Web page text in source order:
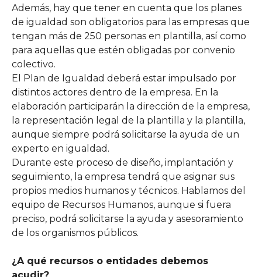
Además, hay que tener en cuenta que los planes
de igualdad son obligatorios para las empresas que
tengan más de 250 personas en plantilla, así como
para aquellas que estén obligadas por convenio
colectivo.
El Plan de Igualdad deberá estar impulsado por
distintos actores dentro de la empresa. En la
elaboración participarán la dirección de la empresa,
la representación legal de la plantilla y la plantilla,
aunque siempre podrá solicitarse la ayuda de un
experto en igualdad.
Durante este proceso de diseño, implantación y
seguimiento, la empresa tendrá que asignar sus
propios medios humanos y técnicos. Hablamos del
equipo de Recursos Humanos, aunque si fuera
preciso, podrá solicitarse la ayuda y asesoramiento
de los organismos públicos.
¿A qué recursos o entidades debemos
acudir?